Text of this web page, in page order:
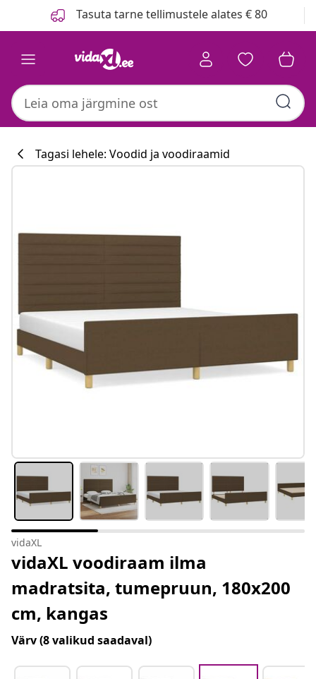
Tasuta tarne tellimustele alates € 80
Tagasi lehele: Voodid ja voodiraamid
vidaXL
vidaXL voodiraam ilma
madratsita, tumepruun, 180x200
cm, kangas
Värv(8 valikud saadaval)